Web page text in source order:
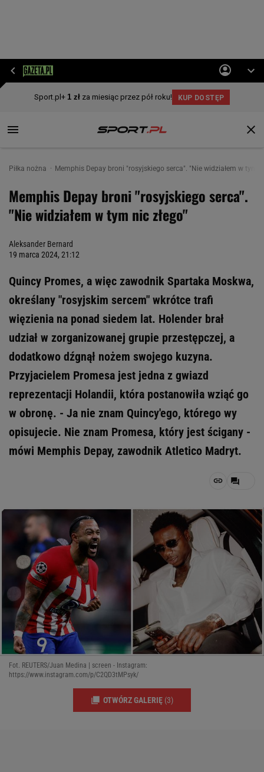
Piłka nożna Memphis Depay broni "rosyjskiego serca". "Nie widziałem w tym
Memphis Depay broni "rosyjskiego serca".
"Nie widziałem w tym nic złego"
Aleksander Bernard
19 marca 2024, 21:12
Quincy Promes, a więc zawodnik Spartaka Moskwa,
określany "rosyjskim sercem" wkrótce trafi
więzienia na ponad siedem lat. Holender brał
udział w zorganizowanej grupie przestępczej, a
dodatkowo dźgnął nożem swojego kuzyna.
Przyjacielem Promesa jest jedna z gwiazd
reprezentacji Holandii, która postanowiła wziąć go
w obronę. - Ja nie znam Quincy'ego, którego wy
opisujecie. Nie znam Promesa, który jest ścigany -
mówi Memphis Depay, zawodnik Atletico Madryt.
Fot. REUTERS/Juan Medina | screen - Instagram:
https://www.instagram.com/p/C2QD3tMPsyk/
OTWÓRZ GALERIĘ (3)